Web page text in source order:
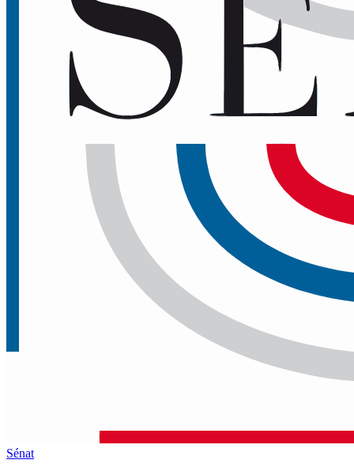
Sénat